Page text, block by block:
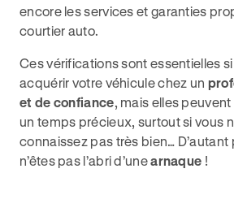
encore les services et garanties
courtier auto.
Ces vérifications sont essentielles
acquérir votre véhicule chez un
et de confiance, mais elles
un temps précieux, surtout si vous
connaissez pas très bien… D’autant
n’êtes pas l’abri d’unearnaque !